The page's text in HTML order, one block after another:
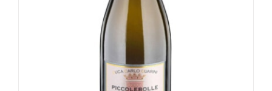
Valutato
4.55
su 5